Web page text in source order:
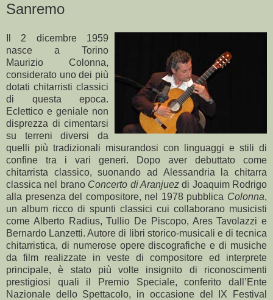
Sanremo
Il 2 dicembre 1959
nasce a Torino
Maurizio Colonna,
considerato uno dei più
dotati chitarristi classici
di questa epoca.
Eclettico e geniale non
disprezza di cimentarsi
su terreni diversi da
quelli più tradizionali misurandosi con linguaggi e stili di
confine tra i vari generi. Dopo aver debuttato come
chitarrista classico, suonando ad Alessandria la chitarra
classica nel brano Concerto di Aranjuezdi Joaquim Rodrigo
alla presenza del compositore, nel 1978 pubblica Colonna,
un album ricco di spunti classici cui collaborano musicisti
come Alberto Radius, Tullio De Piscopo, Ares Tavolazzi e
Bernardo Lanzetti. Autore di libri storico-musicali e di tecnica
chitarristica, di numerose opere discografiche e di musiche
da film realizzate in veste di compositore ed interprete
principale, è stato più volte insignito di riconoscimenti
prestigiosi quali il Premio Speciale, conferito dall’Ente
Nazionale dello Spettacolo, in occasione del IX Festival